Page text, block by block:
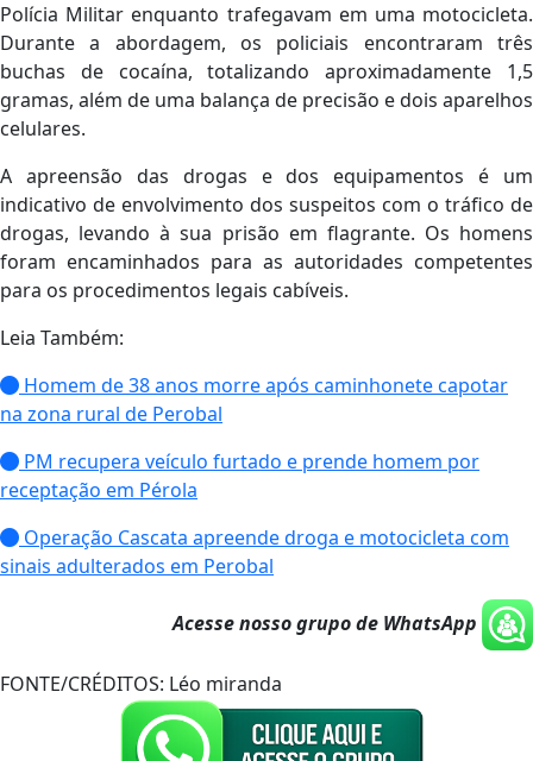
Polícia Militar enquanto trafegavam em uma motocicleta.
Durante a abordagem, os policiais encontraram três
buchas de cocaína, totalizando aproximadamente 1,5
gramas, além de uma balança de precisão e dois aparelhos
celulares.
A apreensão das drogas e dos equipamentos é um
indicativo de envolvimento dos suspeitos com o tráfico de
drogas, levando à sua prisão em flagrante. Os homens
foram encaminhados para as autoridades competentes
para os procedimentos legais cabíveis.
Leia Também:
Homem de 38 anos morre após caminhonete capotar
na zona rural de Perobal
PM recupera veículo furtado e prende homem por
receptação em Pérola
Operação Cascata apreende droga e motocicleta com
sinais adulterados em Perobal
Acesse nosso grupo de WhatsApp
FONTE/CRÉDITOS: Léo miranda